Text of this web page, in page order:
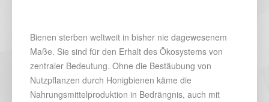
Bienen sterben weltweit in bisher nie dagewesenem
Maße. Sie sind für den Erhalt des Ökosystems von
zentraler Bedeutung. Ohne die Bestäubung von
Nutzpflanzen durch Honigbienen käme die
Nahrungsmittelproduktion in Bedrängnis, auch mit